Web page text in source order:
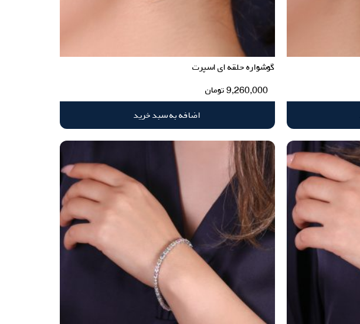
گوشواره حلقه ای اسپرت
9,260,000تومان
اضافه به سبد خرید